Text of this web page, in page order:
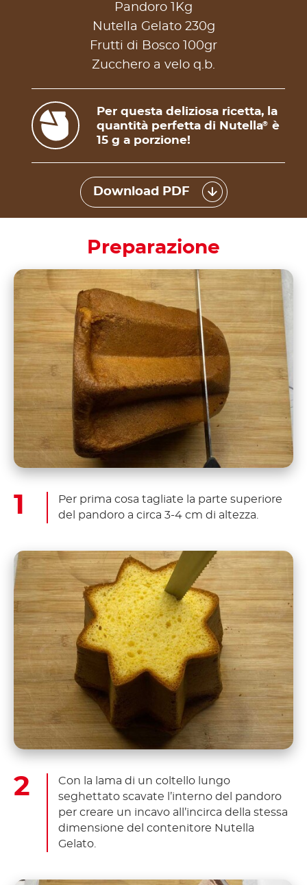
Pandoro 1Kg
Nutella Gelato 230g
Frutti di Bosco 100gr
Zucchero a velo q.b.
Per questa deliziosa ricetta, la
quantità perfetta di Nutella®
è
15 g a porzione!
Download PDF
Preparazione
Per prima cosa tagliate la parte superiore
del pandoro a circa 3-4 cm di altezza.
Con la lama di un coltello lungo
seghettato scavate l’interno del pandoro
per creare un incavo all’incirca della stessa
dimensione del contenitore Nutella
Gelato.